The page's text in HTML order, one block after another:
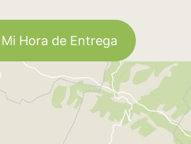
Hora de Entrega